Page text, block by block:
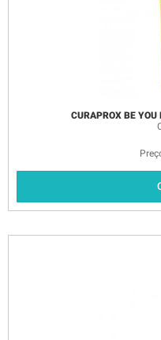
CURAPROX BE